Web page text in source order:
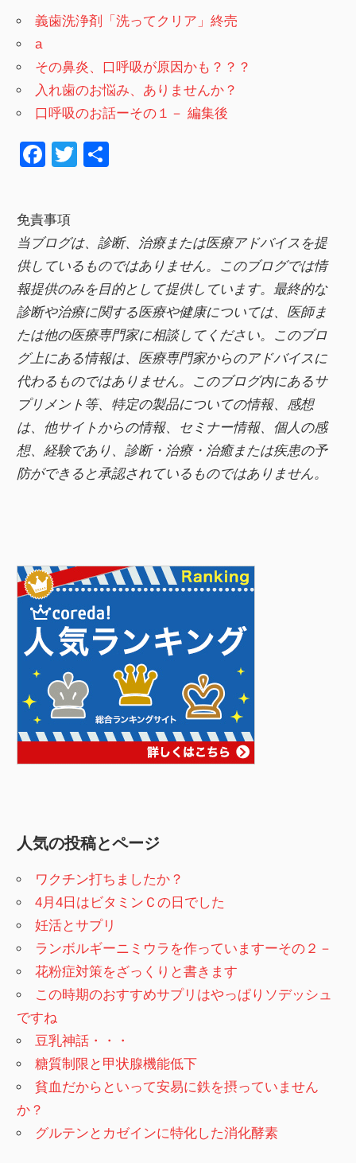
義歯洗浄剤「洗ってクリア」終売
a
その鼻炎、口呼吸が原因かも？？？
入れ歯のお悩み、ありませんか？
口呼吸のお話ーその１－ 編集後
F
e
b
o
o
k
T
er
免責事項
当ブログは、診断、治療または医療アドバイスを提
供しているものではありません。このブログでは情
報提供のみを目的として提供しています。最終的な
診断や治療に関する医療や健康については、医師ま
たは他の医療専門家に相談してください。このブロ
グ上にある情報は、医療専門家からのアドバイスに
代わるものではありません。このブログ内にあるサ
プリメント等、特定の製品についての情報、感想
は、他サイトからの情報、セミナー情報、 個人の感
想、経験であり、診断・治療・治癒または疾患の予
防ができると承認されているものではありません。
人気の投稿とページ
ワクチン打ちましたか？
4月4日はビタミンＣの日でした
妊活とサプリ
ランボルギーニミウラを作っていますーその２－
花粉症対策をざっくりと書きます
この時期のおすすめサプリはやっぱりソデッシュ
ですね
豆乳神話・・・
糖質制限と甲状腺機能低下
貧血だからといって安易に鉄を摂っていません
か？
グルテンとカゼインに特化した消化酵素